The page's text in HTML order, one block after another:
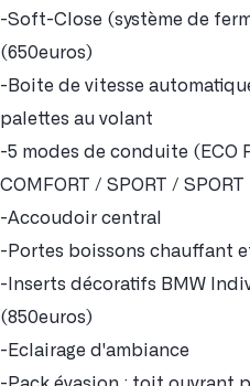
-Soft-Close (système de
(650euros)
-Boite de vitesse
palettes au volant
-5 modes de conduite (ECO
COMFORT / SPORT /
-Accoudoir central
-Portes boissons chauffant
-Inserts décoratifs BMW
(850euros)
-Eclairage d'ambiance